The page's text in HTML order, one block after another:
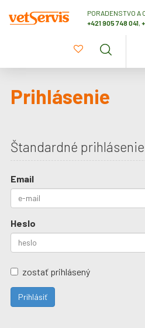
PORADENSTVO A
+421 905 748 041,
Prihlásenie
Štandardné prihlásenie
Email
Heslo
zostať prihlásený
Prihlásiť